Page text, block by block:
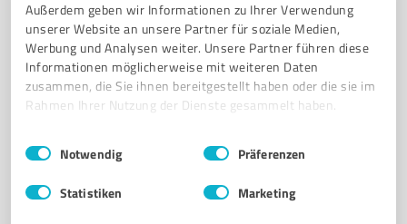
Außerdem geben wir Informationen zu Ihrer Verwendung
unserer Website an unsere Partner für soziale Medien,
Werbung und Analysen weiter. Unsere Partner führen diese
Informationen möglicherweise mit weiteren Daten
zusammen, die Sie ihnen bereitgestellt haben oder die sie im
Rahmen Ihrer Nutzung der Dienste gesammelt haben.
Impressum Datenschutzbestimmungen
Einwilligungsauswahl
Notwendig Präferenzen
Statistiken Marketing
UNTERNEHMENSBERATUNG EXISTENZGRÜNDUNG
BUSINESSPLAN FÖRDERMITTELBERATUNG
UNTERNEHMENSOPTIMIERUNG LIQUIDITÄT WACHSTUM
STAATLICHE ZUSCHÜSSE KAUFMÄNNISCHE UNTERSTÜTZUNG
Drosselweg 10, 77833 Ottersweier
info@betriebsberatung-baden.de